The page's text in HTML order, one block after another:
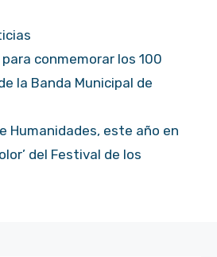
conmemorar los 100
la Banda Municipal de
Humanidades, este año en
del Festival de los